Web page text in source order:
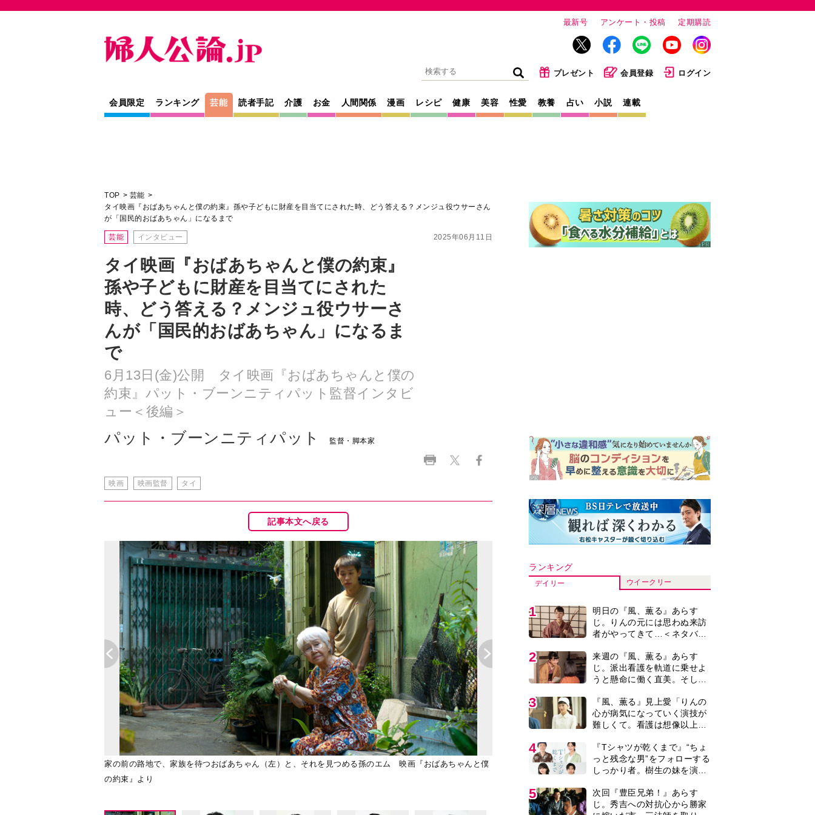
最新号 アンケート・投稿 定期購読
プレゼント 会員登録 ログイン
会員限定 ランキング 芸能 読者手記 介護 お金 人間関係 漫画 レシピ 健康 美容 性愛 教養 占い 小説 連載
タイ映画『おばあちゃんと僕の約束』
孫や子どもに財産を目当てにされた
時、どう答える？メンジュ役ウサーさ
んが「国民的おばあちゃん」になるま
で
6月13日(金)公開 タイ映画『おばあちゃんと僕の
約束』パット・ブーンニティパット監督インタビ
ュー＜後編＞
パット・ブーンニティパット 監督・脚本家
タイ
家の前の路地で、家族を待つおばあちゃん（左）と、それを見つめる孫のエム 映画『おばあちゃんと僕
の約束』より
2
じ。派出看護を軌道に乗せよ
うと懸命に働く直美。そして
ついに＜あの人＞が…＜ネタ
バレあり＞
3
『風、薫る』見上愛「りんの
難しくて。看護は想像以上に
心を使う仕事」
4
『Tシャツが乾くまで』“ちょ
っと残念な男”をフォローする
しっかり者。樹生の妹を演じ
5
じ。秀吉への対抗心から勝家
に嫁いだ市。三法師を取り戻
「信長の葬儀」を仕掛ける
が…＜ネタバレあり＞
6
演歌歌手・市川由紀乃「更年
期かと思ったら〈卵巣がん〉
だった。９ヵ月の闘病を経て
紙を今も支えに」【2026上半
期BEST】
7
『風、薫る』次週予告。東京
に戻ったりん。シマケンと横
沢が遭遇。「好きです」と告
8
作家・中島京子「60歳からは
じめた、月1回の〈ぼーっと
日帰り旅〉。1泊以上の旅行
と出かけられるのがいいとこ
ろ」【2026上半期BEST】
9
3歳で織田家当主となった信
長の孫・三法師。なぜ「名
代」は置かれなかったのか。
なった「清須会議」の背景と
は…。濱田浩一郎が『豊臣兄
10
井上祐貴「選択できるなら大
変なほうを選ぶ。いつかは大